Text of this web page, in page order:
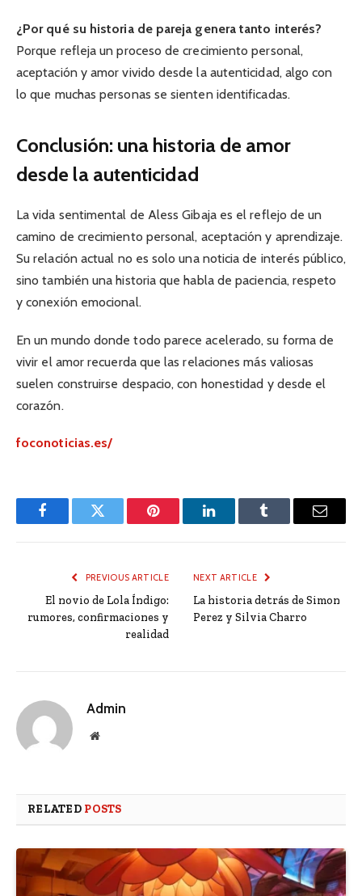
¿Por qué su historia de pareja genera tanto interés?
Porque refleja un proceso de crecimiento personal,
aceptación y amor vivido desde la autenticidad, algo con
lo que muchas personas se sienten identificadas.
Conclusión: una historia de amor
desde la autenticidad
La vida sentimental de Aless Gibaja es el reflejo de un
camino de crecimiento personal, aceptación y aprendizaje.
Su relación actual no es solo una noticia de interés público,
sino también una historia que habla de paciencia, respeto
y conexión emocional.
En un mundo donde todo parece acelerado, su forma de
vivir el amor recuerda que las relaciones más valiosas
suelen construirse despacio, con honestidad y desde el
corazón.
foconoticias.es/
FacebookTwitter Pinterest LinkedInTumblr Email
PREVIOUS ARTICLE
El novio de Lola Índigo:
rumores, confirmaciones y
realidad
NEXT ARTICLE
La historia detrás de Simon
Perez y Silvia Charro
Admin
Website
RELATED POSTS